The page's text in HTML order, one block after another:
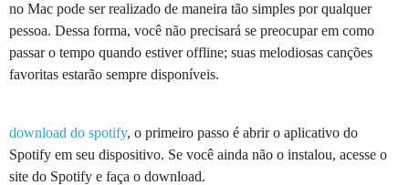
no Mac pode ser realizado de maneira tão simples por qualquer
pessoa. Dessa forma, você não precisará se preocupar em como
passar o tempo quando estiver offline; suas melodiosas canções
favoritas estarão sempre disponíveis.
download do spotify, o primeiro passo é abrir o aplicativo do
Spotify em seu dispositivo. Se você ainda não o instalou, acesse o
site do Spotify e faça o download.